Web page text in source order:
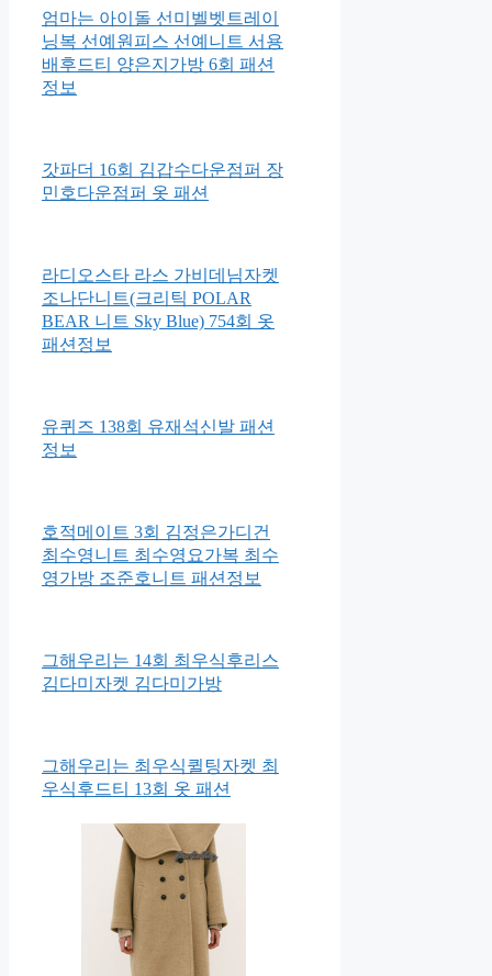
엄마는 아이돌 선미벨벳트레이
닝복 선예원피스 선예니트 서용
배후드티 양은지가방 6회 패션
정보
갓파더 16회 김갑수다운점퍼 장
민호다운점퍼 옷 패션
라디오스타 라스 가비데님자켓
조나단니트(크리틱 POLAR
BEAR 니트 Sky Blue) 754회 옷
패션정보
유퀴즈 138회 유재석신발 패션
정보
호적메이트 3회 김정은가디건
최수영니트 최수영요가복 최수
영가방 조준호니트 패션정보
그해우리는 14회 최우식후리스
김다미자켓 김다미가방
그해우리는 최우식퀼팅자켓 최
우식후드티 13회 옷 패션